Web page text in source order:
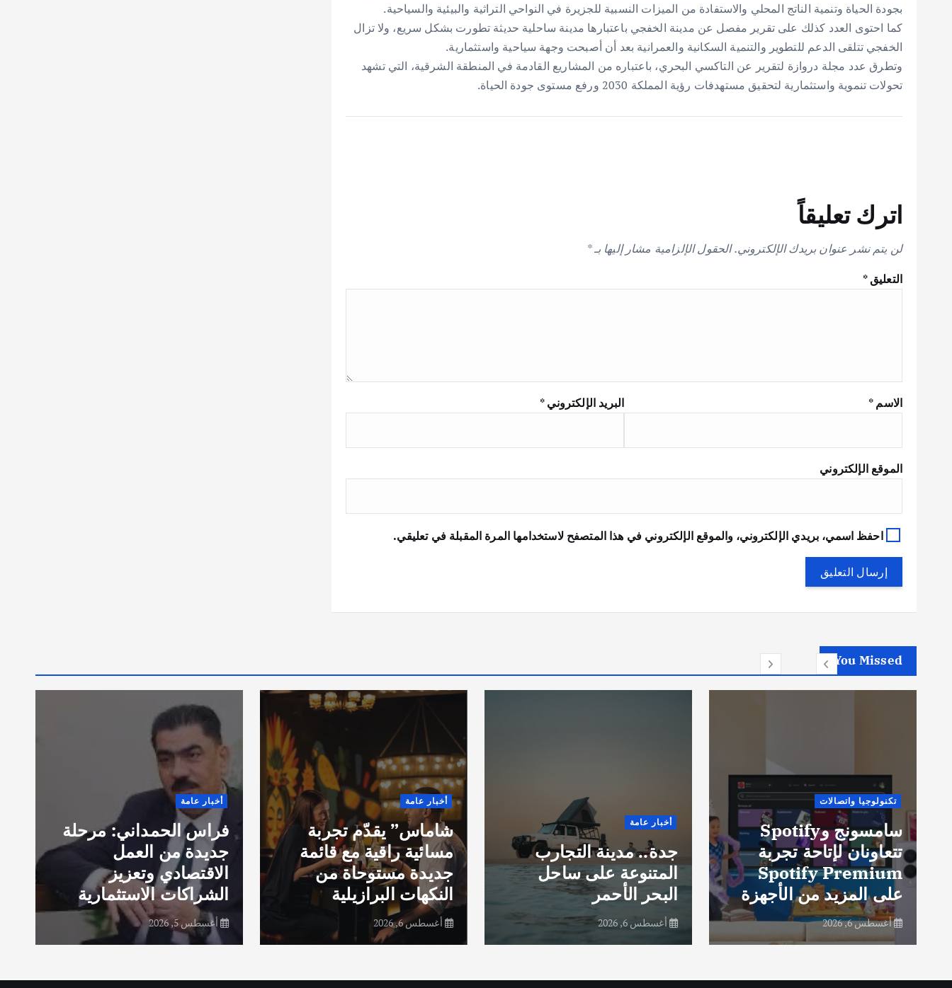
بجودة الحياة وتنمية الناتج المحلي والاستفادة من الميزات النسبية للجزيرة في النواحي التراثية والبيئية والسياحية.
كما احتوى العدد كذلك على تقرير مفصل عن مدينة الخفجي باعتبارها مدينة ساحلية حديثة تطورت بشكل سريع، ولا تزال
الخفجي تتلقى الدعم للتطوير والتنمية السكانية والعمرانية بعد أن أصبحت وجهة سياحية واستثمارية.
وتطرق عدد مجلة دروازة لتقرير عن التاكسي البحري، باعتباره من المشاريع القادمة في المنطقة الشرقية، التي تشهد
تحولات تنموية واستثمارية لتحقيق مستهدفات رؤية المملكة 2030 ورفع مستوى جودة الحياة.
اترك تعليقاً
لن يتم نشر عنوان بريدك الإلكتروني. الحقول الإلزامية مشار إليها بـ*
التعليق*
الاسم* البريد الإلكتروني*
الموقع الإلكتروني
احفظ اسمي، بريدي الإلكتروني، والموقع الإلكتروني في هذا المتصفح لاستخدامها المرة المقبلة في تعليقي.
You Missed
تكنولوجيا واتصالات
سامسونج وSpotify
تتعاونان لإتاحة تجربة
Spotify Premium
على المزيد من الأجهزة
أغسطس 6, 2026
أخبار عامة
جدة.. مدينة التجارب
المتنوعة على ساحل
البحر الأحمر
أغسطس 6, 2026
أخبار عامة
شاماس” يقدّم تجربة
مسائية راقية مع قائمة
جديدة مستوحاة من
النكهات البرازيلية
أغسطس 6, 2026
أخبار عامة
فراس الحمداني: مرحلة
جديدة من العمل
الاقتصادي وتعزيز
الشراكات الاستثمارية
أغسطس 5, 2026